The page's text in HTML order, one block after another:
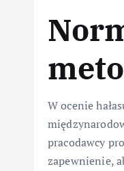
W ocenie
pracodawcy
zapewnienie,